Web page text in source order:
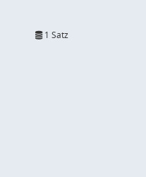
1 Satz